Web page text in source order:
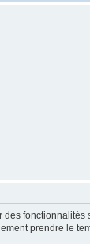
des
prendre le